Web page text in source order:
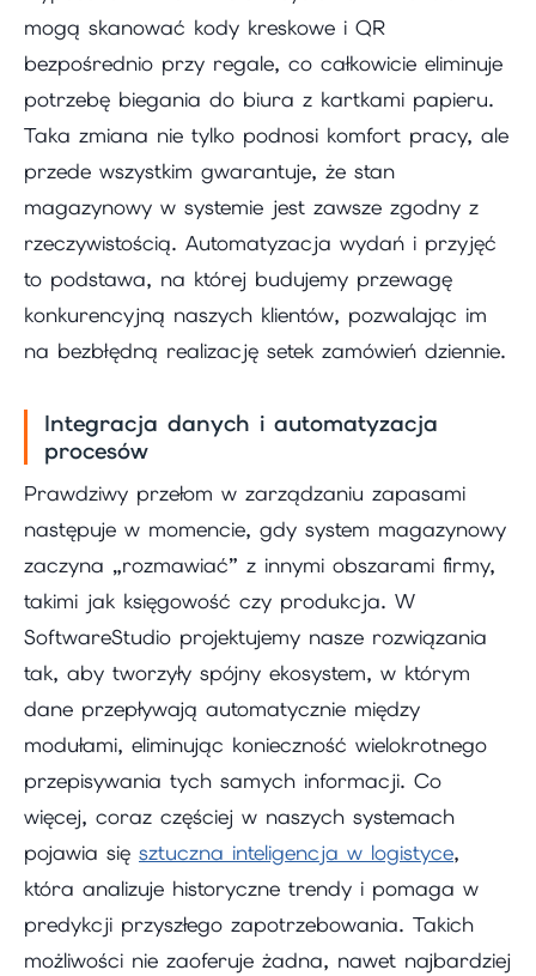
mogą skanować kody kreskowe i QR
bezpośrednio przy regale, co całkowicie eliminuje
potrzebę biegania do biura z kartkami papieru.
Taka zmiana nie tylko podnosi komfort pracy, ale
przede wszystkim gwarantuje, że stan
magazynowy w systemie jest zawsze zgodny z
rzeczywistością. Automatyzacja wydań i przyjęć
to podstawa, na której budujemy przewagę
konkurencyjną naszych klientów, pozwalając im
na bezbłędną realizację setek zamówień dziennie.
Integracja danych i automatyzacja
procesów
Prawdziwy przełom w zarządzaniu zapasami
następuje w momencie, gdy system magazynowy
zaczyna „rozmawiać” z innymi obszarami firmy,
takimi jak księgowość czy produkcja. W
SoftwareStudio projektujemy nasze rozwiązania
tak, aby tworzyły spójny ekosystem, w którym
dane przepływają automatycznie między
modułami, eliminując konieczność wielokrotnego
przepisywania tych samych informacji. Co
więcej, coraz częściej w naszych systemach
pojawia się sztuczna inteligencja w logistyce,
która analizuje historyczne trendy i pomaga w
predykcji przyszłego zapotrzebowania. Takich
możliwości nie zaoferuje żadna, nawet najbardziej